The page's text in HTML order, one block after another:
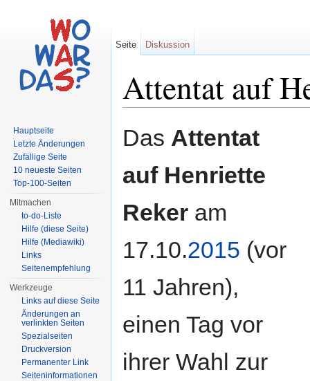
Attentat auf
Das Attentat
auf Henriette
Reker am
17.10.2015 (vor
11 Jahren),
einen Tag vor
ihrer Wahl zur
Seite Diskussion
Hauptseite
Letzte Änderungen
Zufällige Seite
10 neueste Seiten
Top-100-Seiten
Mitmachen
to-do-Liste
Hilfe (diese Seite)
Hilfe (Mediawiki)
Links
Seitenempfehlung
Werkzeuge
Links auf diese Seite
Änderungen an
verlinkten Seiten
Spezialseiten
Druckversion
Permanenter Link
Seiteninformationen